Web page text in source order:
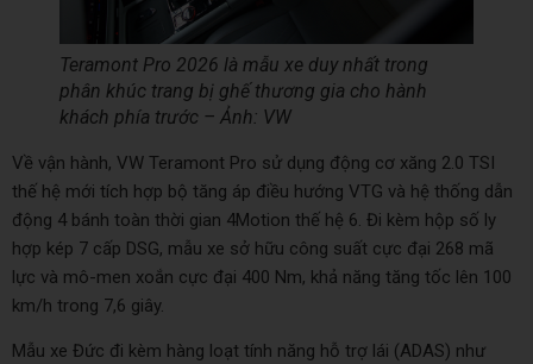
Teramont Pro 2026 là mẫu xe duy nhất trong
phân khúc trang bị ghế thương gia cho hành
khách phía trước – Ảnh: VW
Về vận hành, VW Teramont Pro sử dụng động cơ xăng 2.0 TSI
thế hệ mới tích hợp bộ tăng áp điều hướng VTG và hệ thống dẫn
động 4 bánh toàn thời gian 4Motion thế hệ 6. Đi kèm hộp số ly
hợp kép 7 cấp DSG, mẫu xe sở hữu công suất cực đại 268 mã
lực và mô-men xoắn cực đại 400 Nm, khả năng tăng tốc lên 100
km/h trong 7,6 giây.
Mẫu xe Đức đi kèm hàng loạt tính năng hỗ trợ lái (ADAS) như